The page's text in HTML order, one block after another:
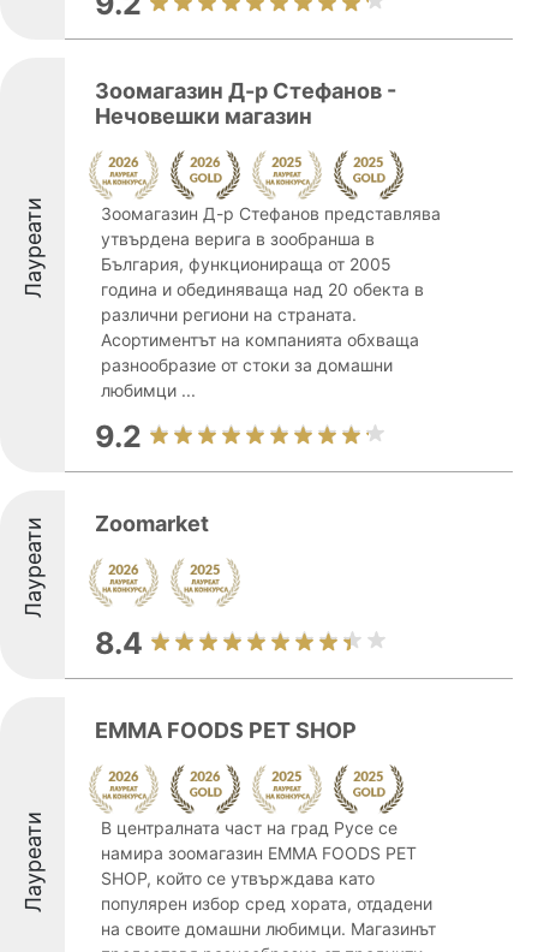
Лауреати
Зоомагазин Д-р Стефанов -
Нечовешки магазин
Зоомагазин Д-р Стефанов представлява
утвърдена верига в зообранша в
България, функционираща от 2005
година и обединяваща над 20 обекта в
различни региони на страната.
Асортиментът на компанията обхваща
разнообразие от стоки за домашни
любимци ...
9.2
Лауреати Zoomarket
8.4
Лауреати
EMMA FOODS PET SHOP
В централната част на град Русе се
намира зоомагазин EMMA FOODS PET
SHOP, който се утвърждава като
популярен избор сред хората, отдадени
на своите домашни любимци. Магазинът